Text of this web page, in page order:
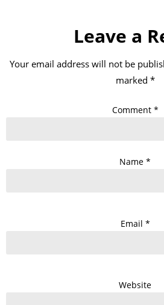
Leave a
Your email address will not be
marked *
Comment *
Name *
Email *
Website